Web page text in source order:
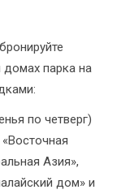
домах парка на
по четверг)
Азия»,
дом» и